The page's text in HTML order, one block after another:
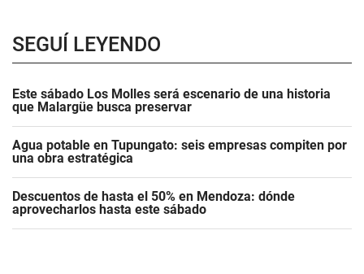
SEGUÍ LEYENDO
Este sábado Los Molles será escenario de una historia
que Malargüe busca preservar
Agua potable en Tupungato: seis empresas compiten por
una obra estratégica
Descuentos de hasta el 50% en Mendoza: dónde
aprovecharlos hasta este sábado